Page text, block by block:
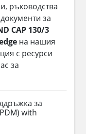
ръководства
за
CAP 130/3
на нашия
с ресурси
за
за
with